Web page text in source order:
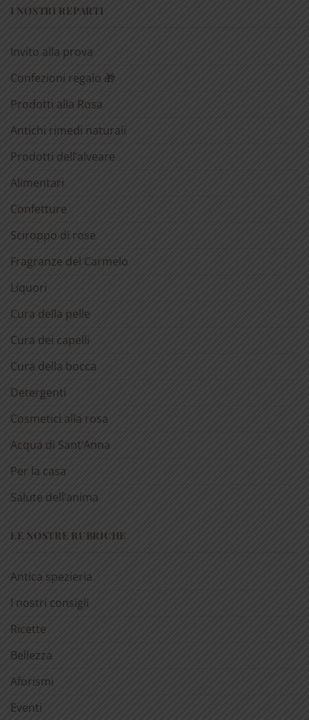
I NOSTRI REPARTI
Invito alla prova
Confezioni regalo 🎁
Prodotti alla Rosa
Antichi rimedi naturali
Prodotti dell’alveare
Alimentari
Confetture
Sciroppo di rose
Fragranze del Carmelo
Liquori
Cura della pelle
Cura dei capelli
Cura della bocca
Detergenti
Cosmetici alla rosa
Acqua di Sant’Anna
Per la casa
Salute dell’anima
LE NOSTRE RUBRICHE
Antica spezieria
I nostri consigli
Ricette
Bellezza
Aforismi
Eventi